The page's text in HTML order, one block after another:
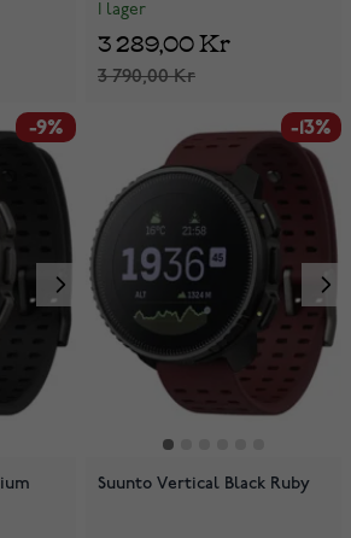
I lager
3 790,00 Kr
3 289,00 Kr
-9% -13%
Suunto Vertical Black Ruby